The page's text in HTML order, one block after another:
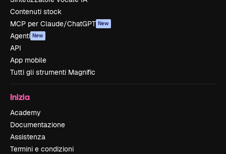
Contenuti stock
MCP per Claude/ChatGPT New
Agenti New
API
App mobile
Tutti gli strumenti Magnific
Inizia
Academy
Documentazione
Assistenza
Termini e condizioni